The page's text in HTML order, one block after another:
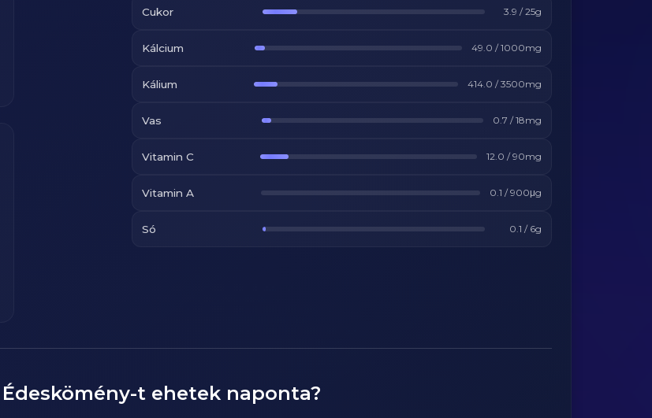
Cukor 3.9 /25g
Kálcium 49.0 /1000mg
Kálium 414.0 /3500mg
Vas 0.7 /18mg
Vitamin C 12.0 /90mg
Vitamin A 0.1 /900μg
Só 0.1 / 6g
Édeskömény-t ehetek naponta?